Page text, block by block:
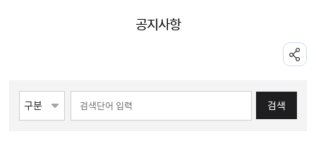
공지사항
검색